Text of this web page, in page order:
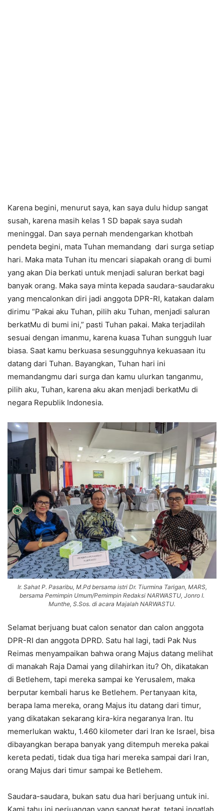
Karena begini, menurut saya, kan saya dulu hidup sangat
susah, karena masih kelas 1 SD bapak saya sudah
meninggal. Dan saya pernah mendengarkan khotbah
pendeta begini, mata Tuhan memandang dari surga setiap
hari. Maka mata Tuhan itu mencari siapakah orang di bumi
yang akan Dia berkati untuk menjadi saluran berkat bagi
banyak orang. Maka saya minta kepada saudara-saudaraku
yang mencalonkan diri jadi anggota DPR-RI, katakan dalam
dirimu “Pakai aku Tuhan, pilih aku Tuhan, menjadi saluran
berkatMu di bumi ini,” pasti Tuhan pakai. Maka terjadilah
sesuai dengan imanmu, karena kuasa Tuhan sungguh luar
biasa. Saat kamu berkuasa sesungguhnya kekuasaan itu
datang dari Tuhan. Bayangkan, Tuhan hari ini
memandangmu dari surga dan kamu ulurkan tanganmu,
pilih aku, Tuhan, karena aku akan menjadi berkatMu di
negara Republik Indonesia.
Ir. Sahat P. Pasaribu, M.Pd bersama istri Dr. Tiurmina Tarigan, MARS,
bersama Pemimpin Umum/Pemimpin Redaksi NARWASTU, Jonro I.
Munthe, S.Sos. di acara Majalah NARWASTU.
Selamat berjuang buat calon senator dan calon anggota
DPR-RI dan anggota DPRD. Satu hal lagi, tadi Pak Nus
Reimas menyampaikan bahwa orang Majus datang melihat
di manakah Raja Damai yang dilahirkan itu? Oh, dikatakan
di Betlehem, tapi mereka sampai ke Yerusalem, maka
berputar kembali harus ke Betlehem. Pertanyaan kita,
berapa lama mereka, orang Majus itu datang dari timur,
yang dikatakan sekarang kira-kira negaranya Iran. Itu
memerlukan waktu, 1.460 kilometer dari Iran ke Israel, bisa
dibayangkan berapa banyak yang ditempuh mereka pakai
kereta pedati, tidak dua tiga hari mereka sampai dari Iran,
orang Majus dari timur sampai ke Betlehem.
Saudara-saudara, bukan satu dua hari berjuang untuk ini.